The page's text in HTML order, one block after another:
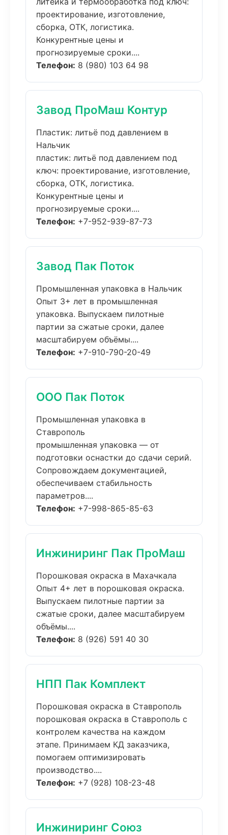
проектирование, изготовление,
сборка, ОТК, логистика.
Конкурентные цены и
прогнозируемые сроки....
Телефон: 8 (980) 103 64 98
Завод ПроМаш Контур
Пластик: литьё под давлением в
Нальчик
пластик: литьё под давлением под
ключ: проектирование, изготовление,
сборка, ОТК, логистика.
Конкурентные цены и
прогнозируемые сроки....
Телефон: +7-952-939-87-73
Завод Пак Поток
Промышленная упаковка в Нальчик
Опыт 3+ лет в промышленная
упаковка. Выпускаем пилотные
партии за сжатые сроки, далее
масштабируем объёмы....
Телефон: +7-910-790-20-49
ООО Пак Поток
Промышленная упаковка в
Ставрополь
промышленная упаковка — от
подготовки оснастки до сдачи серий.
Сопровождаем документацией,
обеспечиваем стабильность
параметров....
Телефон: +7-998-865-85-63
Инжиниринг Пак ПроМаш
Порошковая окраска в Махачкала
Опыт 4+ лет в порошковая окраска.
Выпускаем пилотные партии за
сжатые сроки, далее масштабируем
объёмы....
Телефон: 8 (926) 591 40 30
НПП Пак Комплект
Порошковая окраска в Ставрополь
порошковая окраска в Ставрополь с
контролем качества на каждом
этапе. Принимаем КД заказчика,
помогаем оптимизировать
производство....
Телефон: +7 (928) 108-23-48
Инжиниринг Союз